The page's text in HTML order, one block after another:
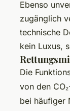
Ebenso
zugänglich
technische
kein Luxus,
Die
von den
bei häufiger